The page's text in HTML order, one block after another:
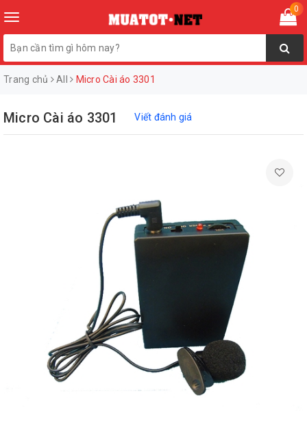
Toggle
navigation
0
Trang chủ All Micro Cài áo 3301
Micro Cài áo 3301 Viết đánh giá